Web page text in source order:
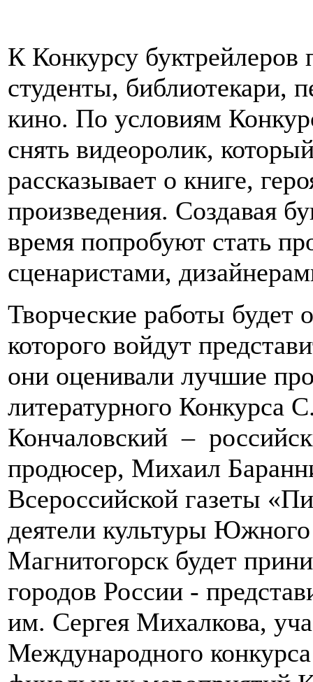
К Конкурсу
студенты, библиотекари,
кино. По условиям
снять видеоролик,
рассказывает о книге,
произведения. Создавая
время попробуют стать
сценаристами,
Творческие работы будет
которого войдут
они оценивали лучшие
литературного Конкурса
Кончаловский –
продюсер, Михаил
Всероссийской газеты
деятели культуры
Магнитогорск будет
городов России -
им. Сергея Михалкова,
Международного